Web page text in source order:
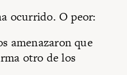
ocurrido. O peor:
amenazaron que
otro de los